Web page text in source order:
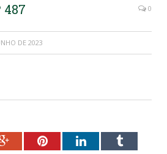
487 0
DE 2023
Google+PinterestLinkedInTumblr